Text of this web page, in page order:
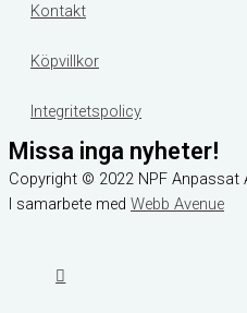
Kontakt
Köpvillkor
Integritetspolicy
Missa inga nyheter!
Copyright © 2022 NPF Anpassat
I samarbete med Webb Avenue